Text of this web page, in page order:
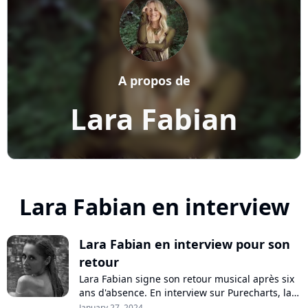
Lara Fabian
A propos de
Lara Fabian en interview
Lara Fabian en interview pour son
retour
Lara Fabian signe son retour musical après six
ans d'absence. En interview sur Purecharts, la